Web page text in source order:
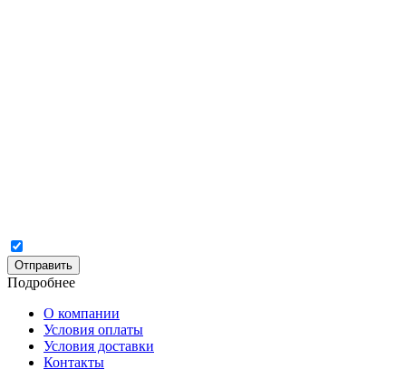
Отправить
Подробнее
О компании
Условия оплаты
Условия доставки
Контакты